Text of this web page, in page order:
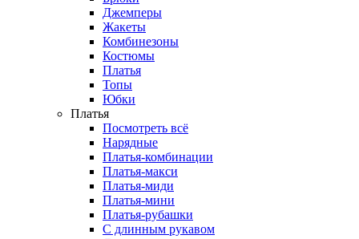
Джемперы
Жакеты
Комбинезоны
Костюмы
Платья
Топы
Юбки
Платья
Посмотреть всё
Нарядные
Платья-комбинации
Платья-макси
Платья-миди
Платья-мини
Платья-рубашки
С длинным рукавом